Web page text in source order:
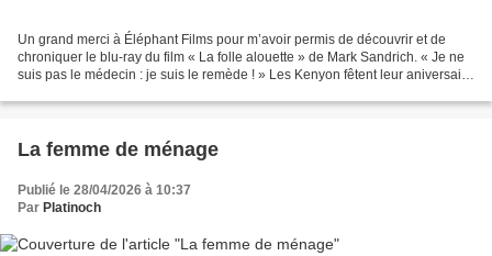
Un grand merci à Éléphant Films pour m’avoir permis de découvrir et de
chroniquer le blu-ray du film « La folle alouette » de Mark Sandrich. « Je ne
suis pas le médecin : je suis le remède ! » Les Kenyon fêtent leur aniversaire
La femme de ménage
Publié le 28/04/2026 à 10:37
Par Platinoch